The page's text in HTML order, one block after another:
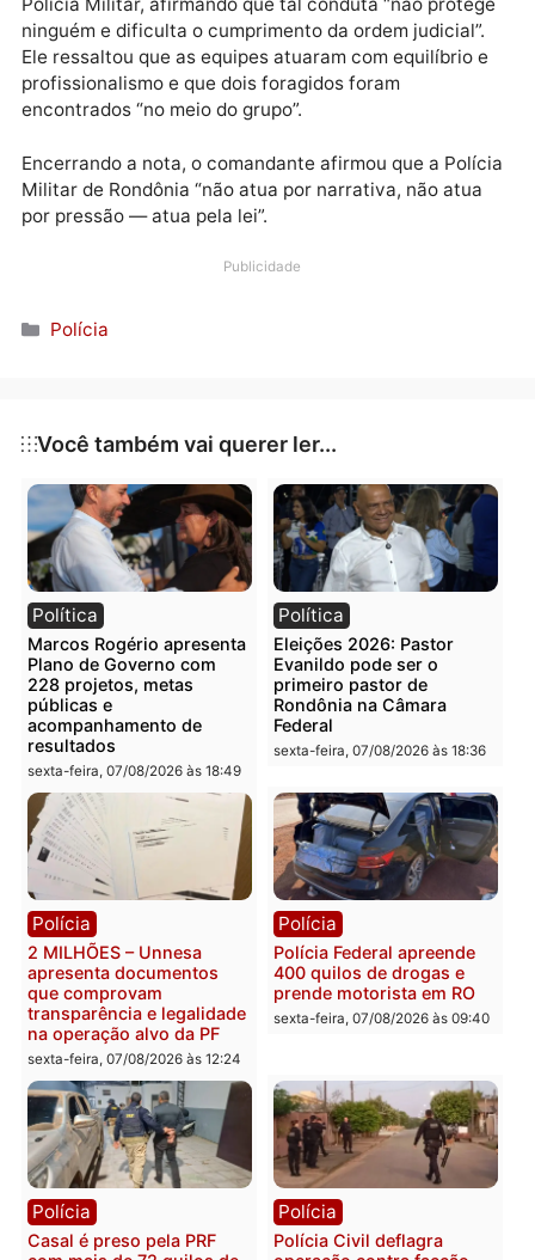
Em nota própria, o comandante-geral da PM, coronel
Régis Wellington Braguin, afirmou que a
de posse foi concluída nos dias 17 e 18, e que a
deste domingo consistia em assegurar o interdito
proibitório e apoiar os oficiais de Justiça na citação
das pessoas presentes na área.
do MDA oriente pessoas a não se identificarem à
ninguém e dificulta o cumprimento da ordem
Encerrando a nota, o comandante afirmou que a
Militar de Rondônia “não atua por narrativa, não atua
por pressão — atua pela lei”.
Publicidade
Categorias
Polícia
Você também vai querer ler...
Política
Marcos Rogério apresenta
Plano de Governo com
228 projetos, metas
públicas e
acompanhamento de
resultados
sexta-feira, 07/08/2026 às 18:49
Política
Eleições 2026: Pastor
Rondônia na Câmara
Federal
sexta-feira, 07/08/2026 às